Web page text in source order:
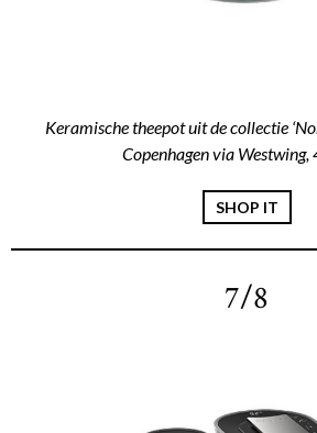
Keramische theepot uit de collectie
Copenhagen via Westwing,
SHOP IT
7/8